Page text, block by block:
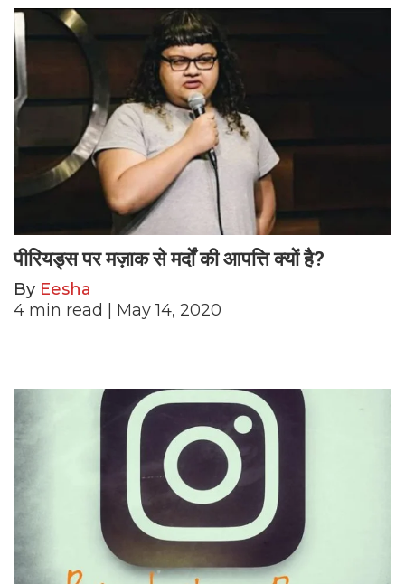
पीरियड्स पर मज़ाक से मर्दों की आपत्ति क्यों है?
By Eesha
4 min read | May 14, 2020